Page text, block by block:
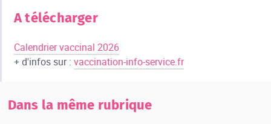
A télécharger
Calendrier vaccinal 2026
+ d'infos sur : vaccination-info-service.fr
Dans la même rubrique